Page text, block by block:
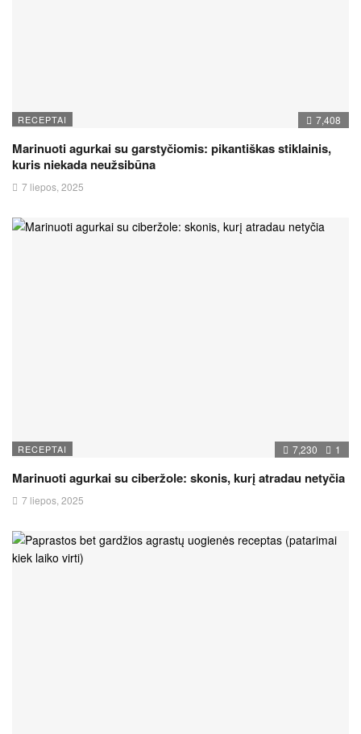
RECEPTAI 7,408
Marinuoti agurkai su garstyčiomis: pikantiškas stiklainis,
kuris niekada neužsibūna
7 liepos, 2025
RECEPTAI 7,230 1
Marinuoti agurkai su ciberžole: skonis, kurį atradau netyčia
7 liepos, 2025